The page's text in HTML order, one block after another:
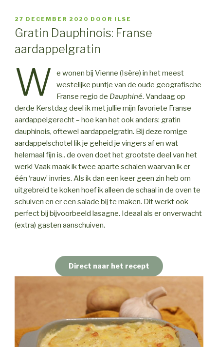
GEPLAATST
OP
27 DECEMBER 2020 DOOR ILSE
Gratin Dauphinois: Franse
aardappelgratin
W
e wonen bij Vienne (Isère) in het meest
westelijke puntje van de oude geografische
Franse regio de Dauphiné. Vandaag op
derde Kerstdag deel ik met jullie mijn favoriete Franse
aardappelgerecht – hoe kan het ook anders: gratin
dauphinois, oftewel aardappelgratin. Bij deze romige
aardappelschotel lik je geheid je vingers af en wat
helemaal fijn is.. de oven doet het grootste deel van het
werk! Vaak maak ik twee aparte schalen waarvan ik er
één ‘rauw’ invries. Als ik dan een keer geen zin heb om
uitgebreid te koken hoef ik alleen de schaal in de oven te
schuiven en er een salade bij te maken. Dit werkt ook
perfect bij bijvoorbeeld lasagne. Ideaal als er onverwacht
(extra) gasten aanschuiven.
Direct naar het recept